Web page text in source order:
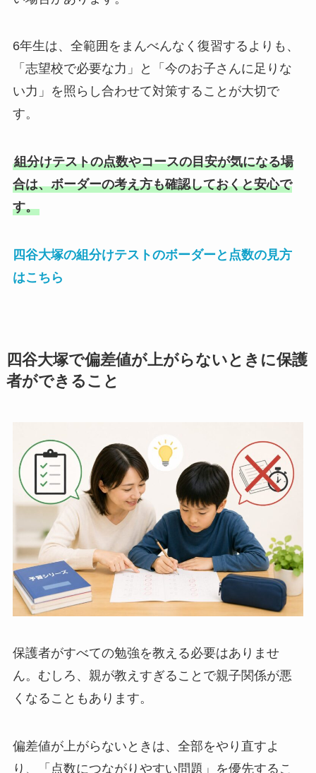
6年生は、全範囲をまんべんなく復習するよりも、
「志望校で必要な力」と「今のお子さんに足りな
い力」を照らし合わせて対策することが大切で
す。
組分けテストの点数やコースの目安が気になる場
合は、ボーダーの考え方も確認しておくと安心で
す。
四谷大塚の組分けテストのボーダーと点数の見方
はこちら
四谷大塚で偏差値が上がらないときに保護
者ができること
保護者がすべての勉強を教える必要はありませ
ん。むしろ、親が教えすぎることで親子関係が悪
くなることもあります。
偏差値が上がらないときは、全部をやり直すよ
り、「点数につながりやすい問題」を優先するこ